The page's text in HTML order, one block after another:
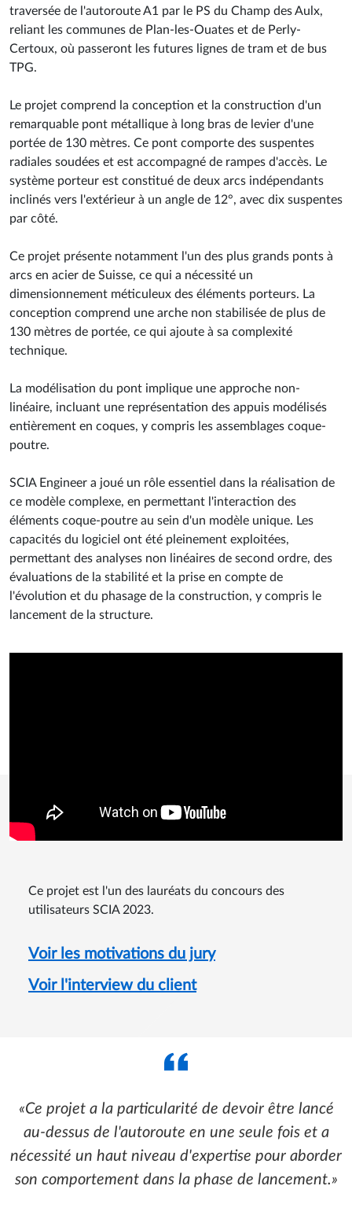
traversée de l'autoroute A1 par le PS du Champ des Aulx,
reliant les communes de Plan-les-Ouates et de Perly-
Certoux, où passeront les futures lignes de tram et de bus
TPG.
Le projet comprend la conception et la construction d'un
remarquable pont métallique à long bras de levier d'une
portée de 130 mètres. Ce pont comporte des suspentes
radiales soudées et est accompagné de rampes d'accès. Le
système porteur est constitué de deux arcs indépendants
inclinés vers l'extérieur à un angle de 12°, avec dix suspentes
par côté.
Ce projet présente notamment l'un des plus grands ponts à
arcs en acier de Suisse, ce qui a nécessité un
dimensionnement méticuleux des éléments porteurs. La
conception comprend une arche non stabilisée de plus de
130 mètres de portée, ce qui ajoute à sa complexité
technique.
La modélisation du pont implique une approche non-
linéaire, incluant une représentation des appuis modélisés
entièrement en coques, y compris les assemblages coque-
poutre.
SCIA Engineer a joué un rôle essentiel dans la réalisation de
ce modèle complexe, en permettant l'interaction des
éléments coque-poutre au sein d'un modèle unique. Les
capacités du logiciel ont été pleinement exploitées,
permettant des analyses non linéaires de second ordre, des
évaluations de la stabilité et la prise en compte de
l'évolution et du phasage de la construction, y compris le
lancement de la structure.
Ce projet est l'un des lauréats du concours des
utilisateurs SCIA 2023.
Voir les motivations du jury
Voir l'interview du client
Ce projet a la particularité de devoir être lancé
au-dessus de l'autoroute en une seule fois et a
nécessité un haut niveau d'expertise pour aborder
son comportement dans la phase de lancement.